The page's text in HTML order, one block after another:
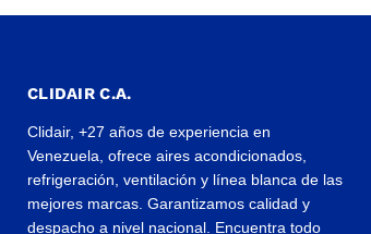
CLIDAIR C.A.
Clidair, +27 años de experiencia en
Venezuela, ofrece aires acondicionados,
refrigeración, ventilación y línea blanca de las
mejores marcas. Garantizamos calidad y
despacho a nivel nacional. Encuentra todo